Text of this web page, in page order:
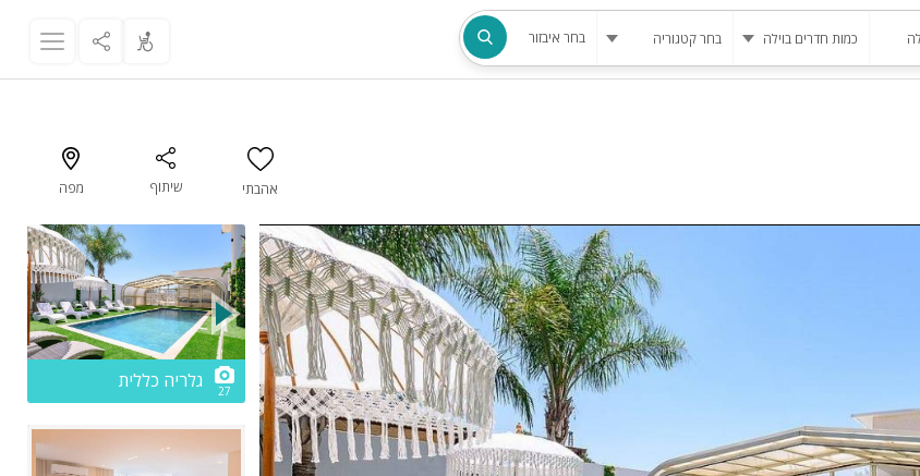
בחר איבזור
פינת מנגל
להשכרה
סאונה
קריוקי
גקוזי
שולחן סנוקר
אהבתי שיתוף מפה
2/27
27 גלריה כללית